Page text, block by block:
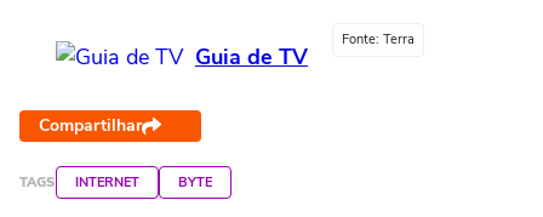
Guia de TV
Fonte: Terra
Compartilhar
TAGS INTERNET BYTE